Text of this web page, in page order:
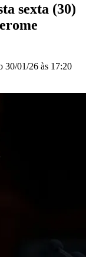
sexta (30)
30/01/26 às 17:20